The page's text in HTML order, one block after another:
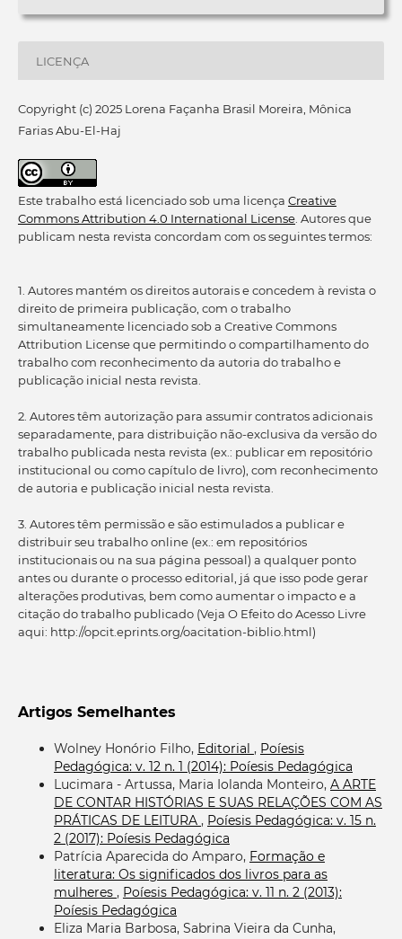
LICENÇA
Copyright (c) 2025 Lorena Façanha Brasil Moreira, Mônica
Farias Abu-El-Haj
Este trabalho está licenciado sob uma licença Creative
Commons Attribution 4.0 International License. Autores que
publicam nesta revista concordam com os seguintes termos:
1. Autores mantém os direitos autorais e concedem à revista o
direito de primeira publicação, com o trabalho
simultaneamente licenciado sob a Creative Commons
Attribution License que permitindo o compartilhamento do
trabalho com reconhecimento da autoria do trabalho e
publicação inicial nesta revista.
2. Autores têm autorização para assumir contratos adicionais
separadamente, para distribuição não-exclusiva da versão do
trabalho publicada nesta revista (ex.: publicar em repositório
institucional ou como capítulo de livro), com reconhecimento
de autoria e publicação inicial nesta revista.
3. Autores têm permissão e são estimulados a publicar e
distribuir seu trabalho online (ex.: em repositórios
institucionais ou na sua página pessoal) a qualquer ponto
antes ou durante o processo editorial, já que isso pode gerar
alterações produtivas, bem como aumentar o impacto e a
citação do trabalho publicado (Veja O Efeito do Acesso Livre
aqui: http://opcit.eprints.org/oacitation-biblio.html)
Artigos Semelhantes
Wolney Honório Filho, Editorial , Poíesis
Pedagógica: v. 12 n. 1 (2014): Poíesis Pedagógica
Lucimara - Artussa, Maria Iolanda Monteiro, A ARTE
DE CONTAR HISTÓRIAS E SUAS RELAÇÕES COM AS
PRÁTICAS DE LEITURA , Poíesis Pedagógica: v. 15 n.
2 (2017): Poíesis Pedagógica
Patrícia Aparecida do Amparo, Formação e
literatura: Os significados dos livros para as
mulheres , Poíesis Pedagógica: v. 11 n. 2 (2013):
Poíesis Pedagógica
Eliza Maria Barbosa, Sabrina Vieira da Cunha,